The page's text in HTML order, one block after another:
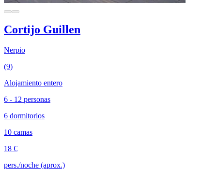
Cortijo Guillen
Nerpio
(9)
Alojamiento entero
6 - 12 personas
6 dormitorios
10 camas
18 €
pers./noche (aprox.)